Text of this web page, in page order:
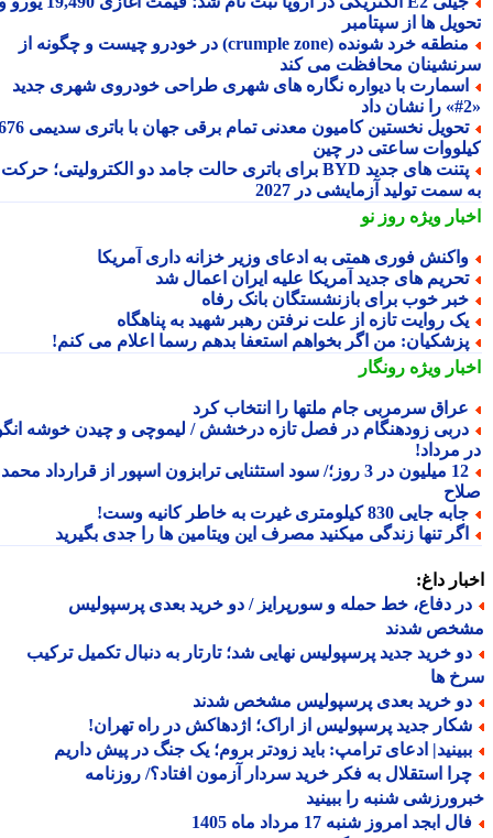
ها از سپتامبر
منطقه خرد شونده (crumple zone) در خودرو چیست و چگونه از
محافظت می کند
با دیواره نگاره های شهری طراحی خودروی شهری جدید
تحویل نخستین کامیون معدنی تمام برقی جهان با باتری سدیمی 676
ساعتی در چین
پتنت های جدید BYD برای باتری حالت جامد دو الکترولیتی؛ حرکت
سمت تولید آزمایشی در 2027
ویژهروز نو
فوری همتی به ادعای وزیر خزانه داری آمریکا
های جدید آمریکا علیه ایران اعمال شد
خوب برای بازنشستگان بانک رفاه
روایت تازه از علت نرفتن رهبر شهید به پناهگاه
من اگر بخواهم استعفا بدهم رسما اعلام می کنم!
ویژهرونگار
سرمربی جام ملتها را انتخاب کرد
زودهنگام در فصل تازه درخشش / لیموچی و چیدن خوشه انگور
مرداد!
12 میلیون در 3 روز؛/ سود استثنایی ترابزون اسپور از قرارداد محمد
جایی 830 کیلومتری غیرت به خاطر کانیه وست!
تنها زندگی میکنید مصرف این ویتامین ها را جدی بگیرید
داغ:
دفاع، خط حمله و سورپرایز / دو خرید بعدی پرسپولیس
شدند
خرید جدید پرسپولیس نهایی شد؛ تارتار به دنبال تکمیل ترکیب
ها
خرید بعدی پرسپولیس مشخص شدند
جدید پرسپولیس از اراک؛ اژدهاکش در راه تهران!
ادعای ترامپ: باید زودتر بروم؛ یک جنگ در پیش داریم
استقلال به فکر خرید سردار آزمون افتاد؟/ روزنامه
شنبه را ببینید
ابجد امروز شنبه 17 مرداد ماه 1405